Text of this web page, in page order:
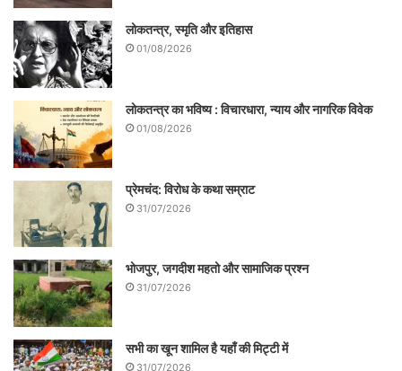
लोकतन्त्र, स्मृति और इतिहास
01/08/2026
लोकतन्त्र का भविष्य : विचारधारा, न्याय और नागरिक विवेक
01/08/2026
प्रेमचंद: विरोध के कथा सम्राट
31/07/2026
भोजपुर, जगदीश महतो और सामाजिक प्रश्न
31/07/2026
सभी का खून शामिल है यहाँ की मिट्टी में
31/07/2026